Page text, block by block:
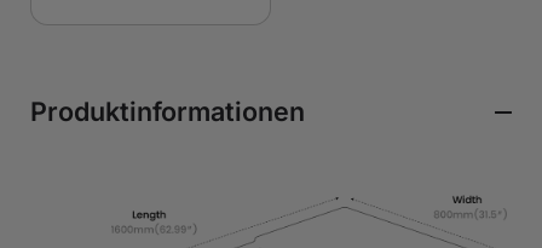
Produktinformationen